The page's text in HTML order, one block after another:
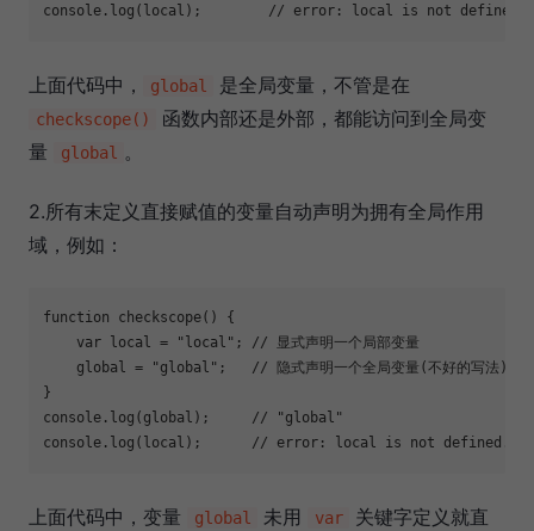
console .log(local); // error: local is not defined.
上面代码中， global 是全局变量，不管是在
checkscope()
函数内部还是外部，都能访问到全局变
量
global 。
2.所有末定义直接赋值的变量自动声明为拥有全局作用
域，例如：
function checkscope( ) {
var local = "local" ;
// 显式声明一个局部变量
    global =
"global" ;
// 隐式声明一个全局变量(不好的写法)
console .log(global);
// "global"
console .log(local); // error: local is not defined.
上面代码中，变量 global 未用 var
关键字定义就直